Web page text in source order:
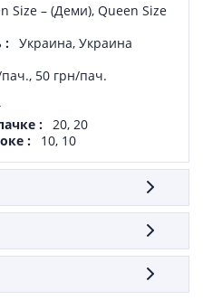
Size – (Деми), Queen Size
Украина, Украина
50 грн/пач.
20, 20
10, 10